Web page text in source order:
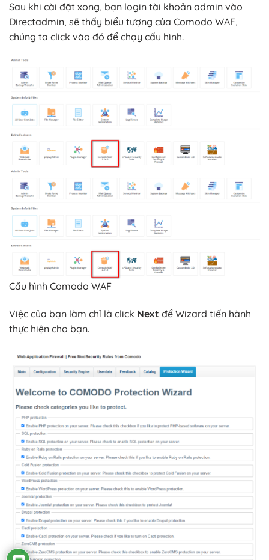
Sau khi cài đặt xong, bạn login tài khoản admin vào
Directadmin, sẽ thấy biểu tượng của Comodo WAF,
chúng ta click vào đó để chạy cấu hình.
Cấu hình Comodo WAF
Việc của bạn làm chỉ là click Next để Wizard tiến hành
thực hiện cho bạn.